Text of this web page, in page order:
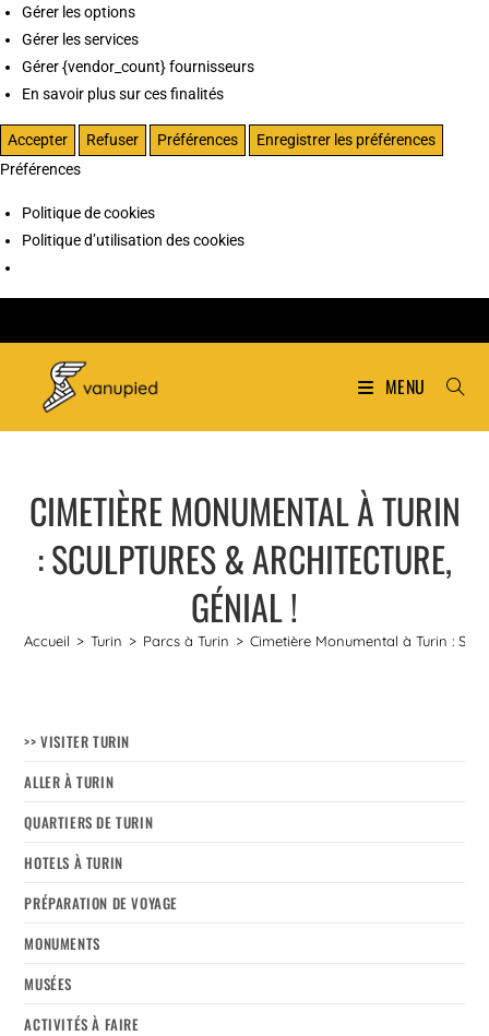
Gérer les options
Gérer les services
Gérer {vendor_count} fournisseurs
En savoir plus sur ces finalités
Accepter Refuser Préférences
Enregistrer les préférences
Préférences
Politique de cookies
Politique d’utilisation des cookies
MENU
CIMETIÈRE MONUMENTAL À TURIN
: SCULPTURES & ARCHITECTURE,
GÉNIAL !
Accueil > Turin > Parcs à Turin > Cimetière Monumental à Turin :
>> VISITER TURIN
ALLER À TURIN
QUARTIERS DE TURIN
HOTELS À TURIN
PRÉPARATION DE VOYAGE
MONUMENTS
MUSÉES
ACTIVITÉS À FAIRE